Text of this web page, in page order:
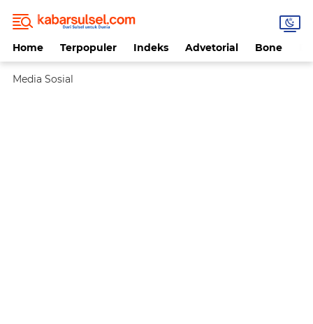
Home Terpopuler Indeks Advetorial Bone
Media Sosial